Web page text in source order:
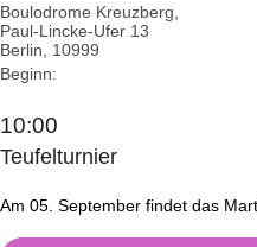
Boulodrome Kreuzberg,
Paul-Lincke-Ufer 13
Berlin
10999
Beginn:
10:00
Teufelturnier
Am 05. September findet das